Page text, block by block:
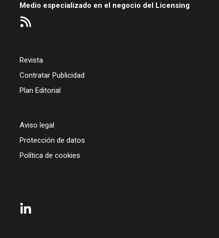
Medio especializado en el negocio del Licensing
Revista
Contratar Publicidad
Plan Editorial
Aviso legal
Protección de datos
Política de cookies